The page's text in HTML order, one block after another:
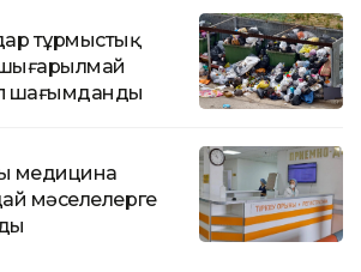
тұрмыстық
шағымданды
медицина
мәселелерге